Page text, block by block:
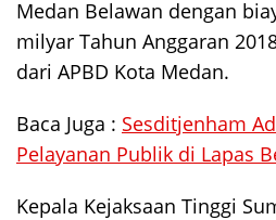
Medan Belawan dengan
milyar Tahun Anggaran
dari APBD Kota Medan.
Baca Juga : Sesditjenham
Pelayanan Publik di Lapas
Kepala Kejaksaan Tinggi